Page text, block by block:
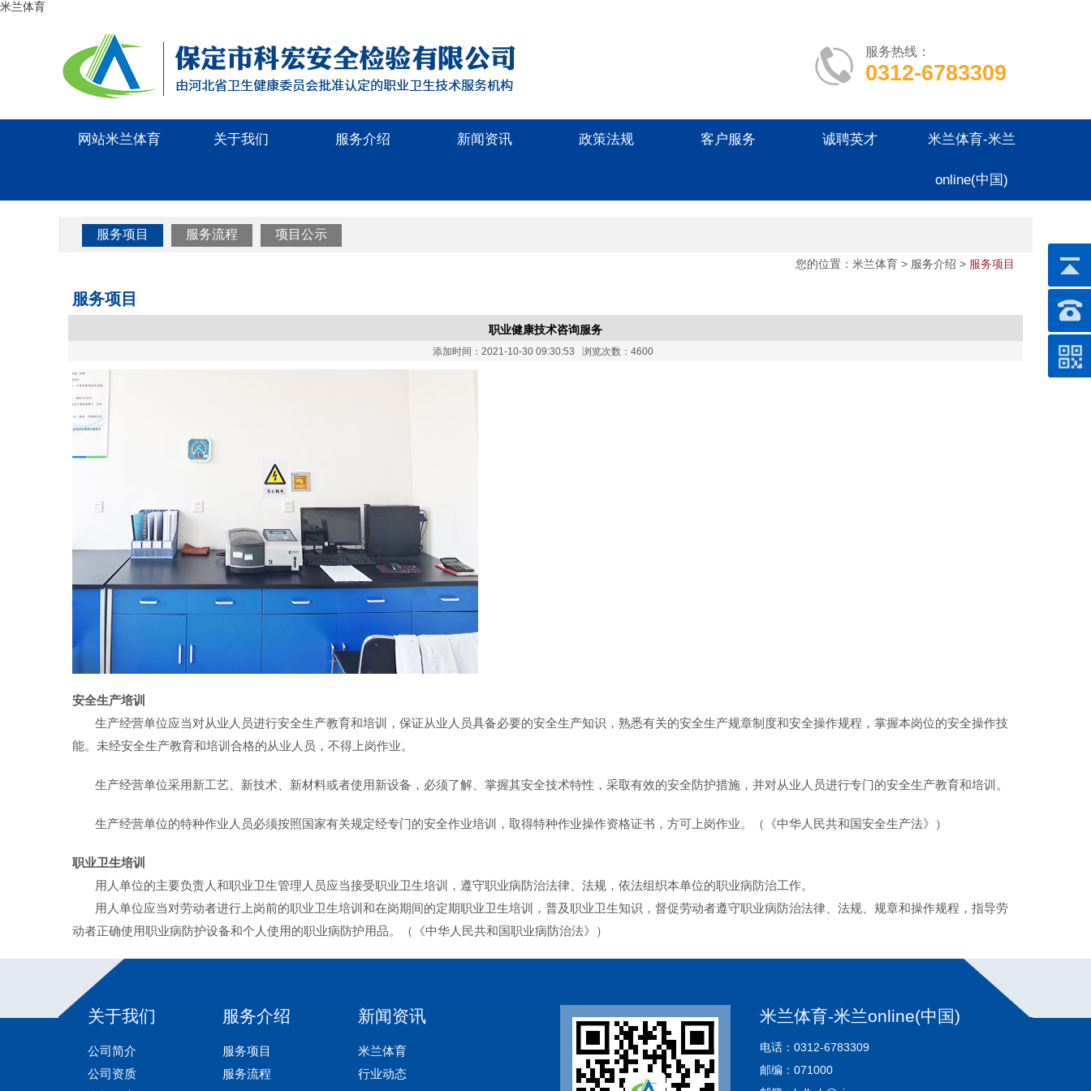
米兰体育
服务热线：
0312-6783309
网站米兰体育 关于我们 服务介绍 新闻资讯 政策法规 客户服务 诚聘英才 米兰体育-米兰
online(中国)
服务项目 服务流程 项目公示
您的位置： 米兰体育 > 服务介绍 > 服务项目
服务项目
职业健康技术咨询服务
添加时间：2021-10-30 09:30:53 浏览次数：4600
安全生产培训
生产经营单位应当对从业人员进行安全生产教育和培训，保证从业人员具备必要的安全生产知识，熟悉有关的安全生产规章制度和安全操作规程，掌握本岗位的安全操作技
能。未经安全生产教育和培训合格的从业人员，不得上岗作业。
生产经营单位采用新工艺、新技术、新材料或者使用新设备，必须了解、掌握其安全技术特性，采取有效的安全防护措施，并对从业人员进行专门的安全生产教育和培训。
生产经营单位的特种作业人员必须按照国家有关规定经专门的安全作业培训，取得特种作业操作资格证书，方可上岗作业。（《中华人民共和国安全生产法》）
职业卫生培训
用人单位的主要负责人和职业卫生管理人员应当接受职业卫生培训，遵守职业病防治法律、法规，依法组织本单位的职业病防治工作。
用人单位应当对劳动者进行上岗前的职业卫生培训和在岗期间的定期职业卫生培训，普及职业卫生知识，督促劳动者遵守职业病防治法律、法规、规章和操作规程，指导劳
动者正确使用职业病防护设备和个人使用的职业病防护用品。（《中华人民共和国职业病防治法》）
关于我们
公司简介
公司资质
服务介绍
服务项目
服务流程
新闻资讯
米兰体育
行业动态
米兰体育-米兰online(中国)
电话：0312-6783309
邮编：071000